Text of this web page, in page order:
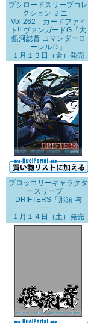
ブシロードスリーブコレ
クション ミニ
Vol.262 カードファイ
ト!! ヴァンガードG『大
銀河総督 コマンダーロ
ーレルＤ』
１月１３日（金）発売
ブロッコリーキャラクタ
ースリーブ
DRIFTERS「那須 与
一」
１月１４日（土）発売